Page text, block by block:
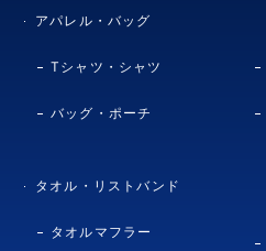
アパレル・バッグ
Tシャツ・シャツ
バッグ・ポーチ
タオル・リストバンド
タオルマフラー